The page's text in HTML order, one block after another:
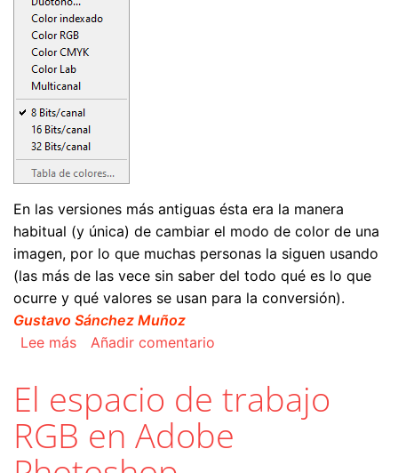
En las versiones más antiguas ésta era la manera
habitual (y única) de cambiar el modo de color de una
imagen, por lo que muchas personas la siguen usando
(las más de las vece sin saber del todo qué es lo que
ocurre y qué valores se usan para la conversión).
Gustavo Sánchez Muñoz
Lee mássobre El menú "Modo de color" de Adobe
Añadir comentario
El espacio de trabajo
RGB en Adobe